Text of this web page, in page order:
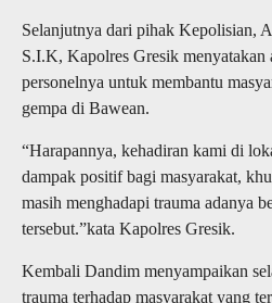
Selanjutnya dari pihak Kepolisian,
S.I.K, Kapolres Gresik menyatakan
personelnya untuk membantu
gempa di Bawean.
“Harapannya, kehadiran kami di
dampak positif bagi masyarakat,
masih menghadapi trauma adanya
tersebut.”kata Kapolres Gresik.
Kembali Dandim menyampaikan
trauma terhadap masyarakat yang